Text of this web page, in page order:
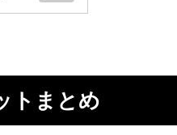
方が大き
トまとめ